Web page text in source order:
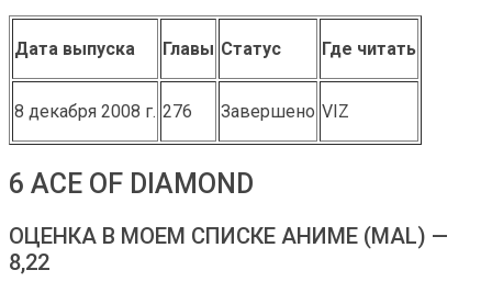
Дата выпуска Главы Статус Где читать
8 декабря 2008 г. 276 Завершено VIZ
6 ACE OF DIAMOND
ОЦЕНКА В МОЕМ СПИСКЕ АНИМЕ (MAL) —
8,22